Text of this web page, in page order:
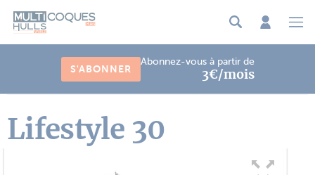
S'ABONNER
Abonnez-vous à partir de
3€/mois
Lifestyle 30